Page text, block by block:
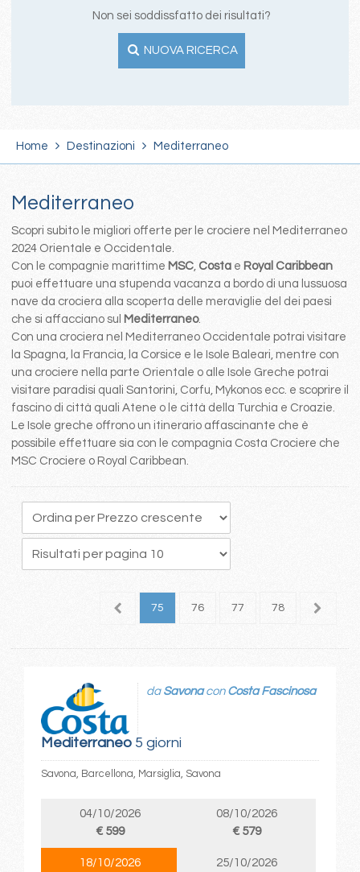
Non sei soddissfatto dei risultati?
NUOVA RICERCA
Home Destinazioni Mediterraneo
Mediterraneo
Scopri subito le migliori offerte per le crociere nel Mediterraneo
2024 Orientale e Occidentale.
Con le compagnie marittime MSC, Costa e Royal Caribbean
puoi effettuare una stupenda vacanza a bordo di una lussuosa
nave da crociera alla scoperta delle meraviglie del dei paesi
che si affacciano sul Mediterraneo.
Con una crociera nel Mediterraneo Occidentale potrai visitare
la Spagna, la Francia, la Corsice e le Isole Baleari, mentre con
una crociere nella parte Orientale o alle Isole Greche potrai
visitare paradisi quali Santorini, Corfu, Mykonos ecc. e scoprire il
fascino di città quali Atene o le città della Turchia e Croazie.
Le Isole greche offrono un itinerario affascinante che è
possibile effettuare sia con le compagnia Costa Crociere che
MSC Crociere o Royal Caribbean.
74 75 76 77 78 79
Mediterraneo5 giorni
da Savonacon Costa Fascinosa
Savona, Barcellona, Marsiglia, Savona
04/10/2026
€ 599
08/10/2026
€ 579
18/10/2026
25/10/2026